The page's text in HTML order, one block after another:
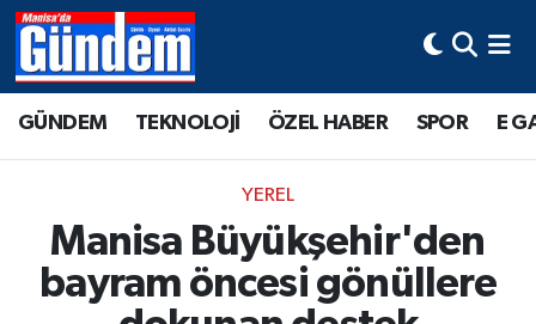
GÜNDEM TEKNOLOJİ ÖZEL HABER SPOR E
YEREL
Manisa Büyükşehir'den
bayram öncesi gönüllere
Manisa Hava Durumu
Tüm Manşetler